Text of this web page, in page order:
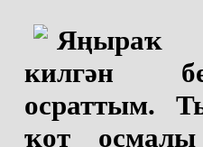
Яңыраҡ
килгән
осраттым.
ҡот осмалы